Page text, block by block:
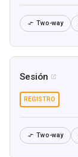
 Two-way
Sesión 
REGISTRO
 Two-way